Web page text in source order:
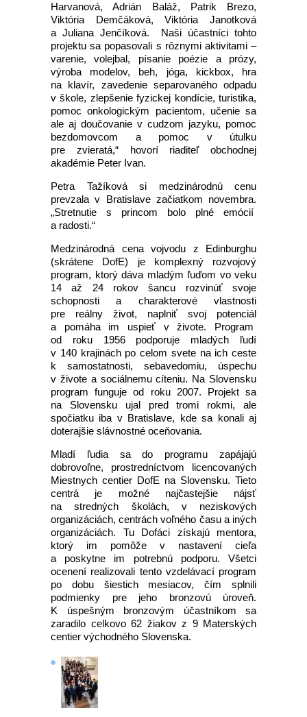
Harvanová, Adrián Baláž, Patrik Brezo,
Viktória Demčáková, Viktória Janotková
a Juliana Jenčíková. Naši účastníci tohto
projektu sa popasovali s rôznymi aktivitami –
varenie, volejbal, písanie poézie a prózy,
výroba modelov, beh, jóga, kickbox, hra
na klavír, zavedenie separovaného odpadu
v škole, zlepšenie fyzickej kondície, turistika,
pomoc onkologickým pacientom, učenie sa
ale aj doučovanie v cudzom jazyku, pomoc
bezdomovcom a pomoc v útulku
pre zvieratá,“ hovorí riaditeľ obchodnej
akadémie Peter Ivan.
Petra Tažíková si medzinárodnú cenu
prevzala v Bratislave začiatkom novembra.
„Stretnutie s princom bolo plné emócií
a radosti.“
Medzinárodná cena vojvodu z Edinburghu
(skrátene DofE) je komplexný rozvojový
program, ktorý dáva mladým ľuďom vo veku
14 až 24 rokov šancu rozvinúť svoje
schopnosti a charakterové vlastnosti
pre reálny život, naplniť svoj potenciál
a pomáha im uspieť v živote. Program
od roku 1956 podporuje mladých ľudí
v 140 krajinách po celom svete na ich ceste
k samostatnosti, sebavedomiu, úspechu
v živote a sociálnemu cíteniu. Na Slovensku
program funguje od roku 2007. Projekt sa
na Slovensku ujal pred tromi rokmi, ale
spočiatku iba v Bratislave, kde sa konali aj
doterajšie slávnostné oceňovania.
Mladí ľudia sa do programu zapájajú
dobrovoľne, prostredníctvom licencovaných
Miestnych centier DofE na Slovensku. Tieto
centrá je možné najčastejšie nájsť
na stredných školách, v neziskových
organizáciách, centrách voľného času a iných
organizáciách. Tu Dofáci získajú mentora,
ktorý im pomôže v nastavení cieľa
a poskytne im potrebnú podporu. Všetci
ocenení realizovali tento vzdelávací program
po dobu šiestich mesiacov, čím splnili
podmienky pre jeho bronzovú úroveň.
K úspešným bronzovým účastníkom sa
zaradilo celkovo 62 žiakov z 9 Materských
centier východného Slovenska.